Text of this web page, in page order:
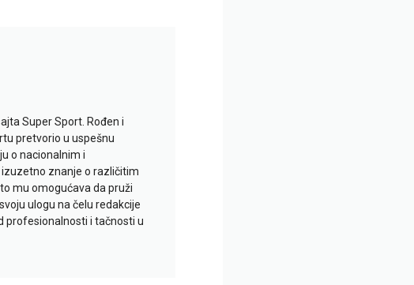
Super Sport. Rođen i
pretvorio u uspešnu
o nacionalnim i
znanje o različitim
mu omogućava da pruži
ulogu na čelu redakcije
profesionalnosti i tačnosti u